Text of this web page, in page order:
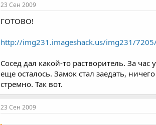
23 Сен 2009
ГОТОВО!
http://img231.imageshack.us/img231/
Сосед дал какой-то растворитель. За
еще осталось. Замок стал заедать,
стремно. Так вот.
23 Сен 2009